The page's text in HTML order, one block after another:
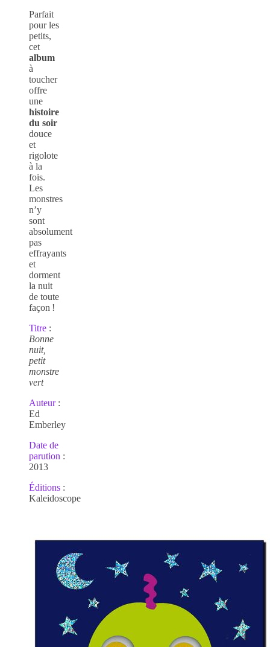
Parfait
pour les
petits,
cet
album
à
toucher
offre
une
histoire
du soir
douce
et
rigolote
à la
fois.
Les
monstres
n’y
sont
absolument
pas
effrayants
et
dorment
la nuit
de toute
façon !
Titre :
Bonne
nuit,
petit
monstre
vert
Auteur :
Ed
Emberley
Date de
parution :
2013
Éditions :
Kaleidoscope